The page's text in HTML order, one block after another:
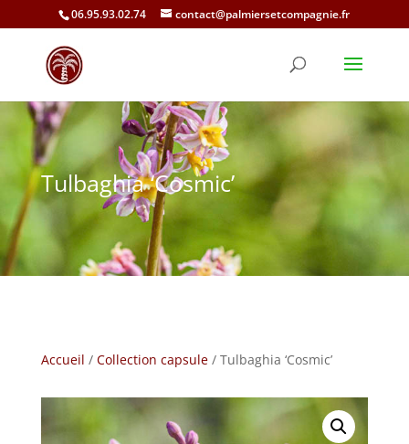
06.95.93.02.74 contact@palmiersetcompagnie.fr
Tulbaghia ‘Cosmic’
Accueil / Collection capsule/ Tulbaghia ‘Cosmic’